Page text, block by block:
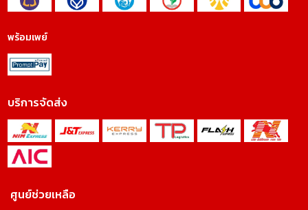
พร้อมเพย์
บริการจัดส่ง
ศูนย์ช่วยเหลือ